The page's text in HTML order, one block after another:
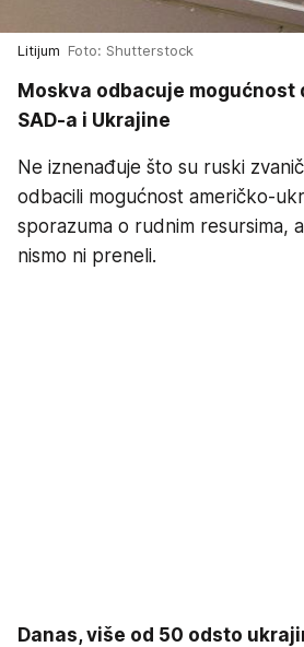
Litijum Foto: Shutterstock
Moskva odbacuje mogućnost
SAD-a i Ukrajine
Ne iznenađuje što su ruski
odbacili mogućnost američko-
sporazuma o rudnim resursima,
nismo ni preneli.
Danas, više od 50 odsto